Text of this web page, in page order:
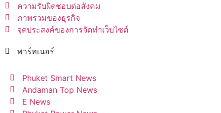
ความรับผิดชอบต่อสังคม
ภาพรวมของธุรกิจ
จุดประสงค์ของการจัดทำเว็บไซต์
พาร์ทเนอร์
Phuket Smart News
Andaman Top News
E News